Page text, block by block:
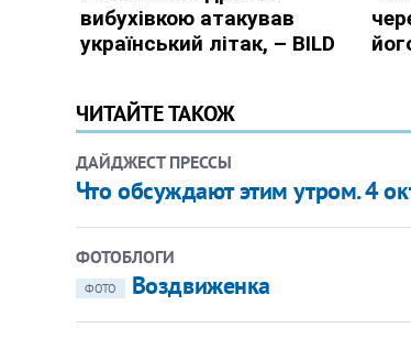
ЧИТАЙТЕ ТАКОЖ
ДАЙДЖЕСТ ПРЕССЫ
Что обсуждают этим утром. 4
ФОТОБЛОГИ
ФОТО Воздвиженка